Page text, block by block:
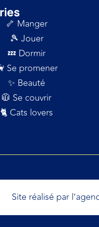
🦴 Manger
🎾 Jouer
💤 Dormir
Se promener
✨ Beauté
🧥 Se couvrir
🐈 Cats lovers
Site réalisé par